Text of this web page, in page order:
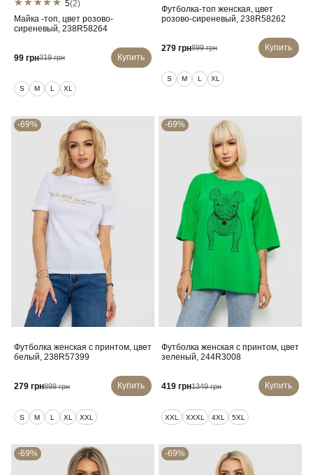
5(2)
Майка -топ, цвет розово-
сиреневый, 238R58264
99 грн319 грн Купить
S M L XL
Футболка-топ женская, цвет
розово-сиреневый, 238R58262
279 грн899 грн Купить
S M L XL
-69%
Футболка женская с принтом, цвет
белый, 238R57399
279 грн899 грн Купить
S M L XL XXL
-69%
Футболка женская с принтом, цвет
зеленый, 244R3008
419 грн1349 грн Купить
XXL XXXL 4XL 5XL
-69% -69%